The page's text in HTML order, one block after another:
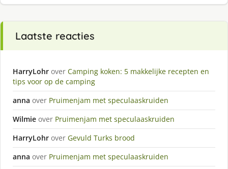
Laatste reacties
HarryLohr over Camping koken: 5 makkelijke recepten en
tips voor op de camping
anna over Pruimenjam met speculaaskruiden
Wilmie over Pruimenjam met speculaaskruiden
HarryLohr over Gevuld Turks brood
anna over Pruimenjam met speculaaskruiden